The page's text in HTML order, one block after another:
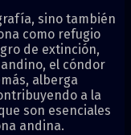
sino también
como refugio
de extinción,
el cóndor
alberga
a la
son esenciales
andina.